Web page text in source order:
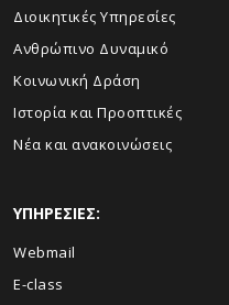
Διοικητικές Υπηρεσίες
Ανθρώπινο Δυναμικό
Κοινωνική Δράση
Ιστορία και Προοπτικές
Νέα και ανακοινώσεις
ΥΠΗΡΕΣΙΕΣ:
Webmail
E-class